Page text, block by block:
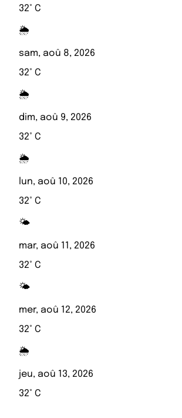
32° C
🌦️
sam, aoû 8, 2026
32° C
🌦️
dim, aoû 9, 2026
32° C
🌦️
lun, aoû 10, 2026
32° C
🌤️
mar, aoû 11, 2026
32° C
🌤️
mer, aoû 12, 2026
32° C
🌦️
jeu, aoû 13, 2026
32° C